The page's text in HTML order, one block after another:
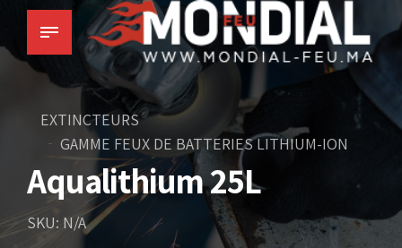
EXTINCTEURS
GAMME FEUX DE BATTERIES LITHIUM-ION
Aqualithium 25L
SKU: N/A